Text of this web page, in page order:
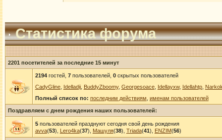
Статистика форума
2201 посетителей за последние 15 минут
2194гостей, 7пользователей, 0скрытых пользователей
CadyGline, Idelladij, BuddyZboomy, Georgesoace, Idellayxw, Idellahtp,
Полный список по: последним действиям именам пользователей
Поздравляем с днем рождения наших пользователей:
5пользователей празднуют сегодня свой день рождения
avva(53), Lero4ka(37), Машуля(38), Triada(41), ENZIM(56)